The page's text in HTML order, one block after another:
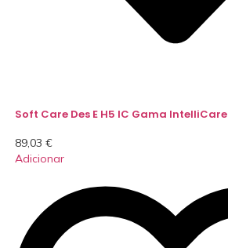
Soft Care Des E H5 IC Gama IntelliCare
89,03 €
Adicionar